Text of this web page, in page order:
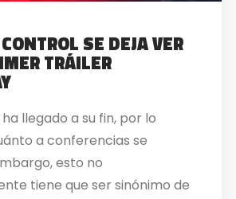
SE DEJA VER
TRÁILER
ha llegado a su fin, por lo
a conferencias se
esto no
tiene que ser sinónimo de